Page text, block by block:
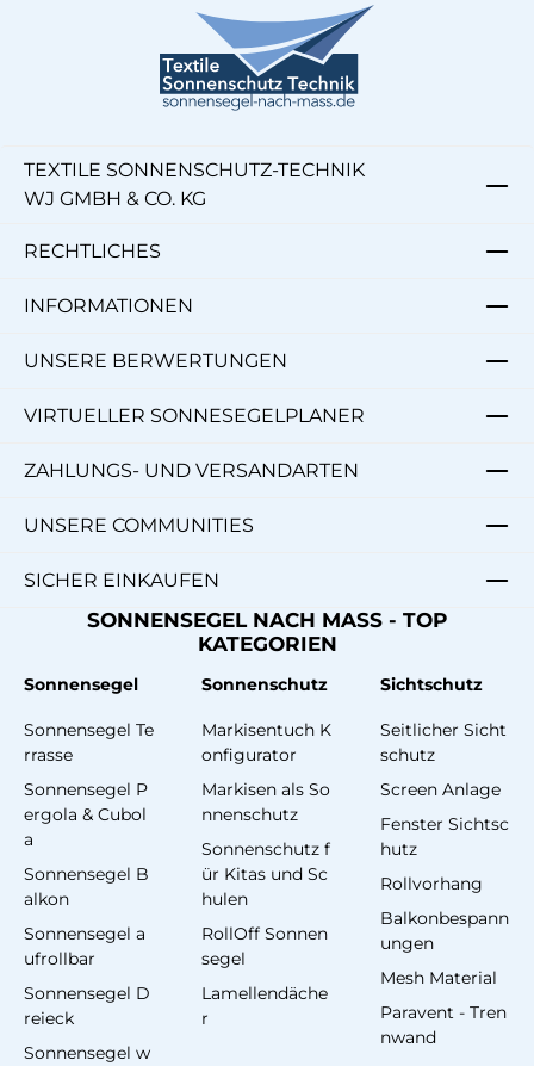
TEXTILE SONNENSCHUTZ-TECHNIK
WJ GMBH & CO. KG
RECHTLICHES
INFORMATIONEN
UNSERE BERWERTUNGEN
VIRTUELLER SONNESEGELPLANER
ZAHLUNGS- UND VERSANDARTEN
UNSERE COMMUNITIES
SICHER EINKAUFEN
SONNENSEGEL NACH MASS - TOP
KATEGORIEN
Sonnensegel
Sonnensegel Te
rrasse
Sonnensegel P
ergola & Cubol
a
Sonnensegel B
alkon
Sonnensegel a
ufrollbar
Sonnensegel D
reieck
Sonnensegel w
Sonnenschutz
Markisentuch K
onfigurator
Markisen als So
nnenschutz
Sonnenschutz f
ür Kitas und Sc
hulen
RollOff Sonnen
segel
Lamellendäche
r
Sichtschutz
Seitlicher Sicht
schutz
Screen Anlage
Fenster Sichtsc
hutz
Rollvorhang
Balkonbespann
ungen
Mesh Material
Paravent - Tren
nwand